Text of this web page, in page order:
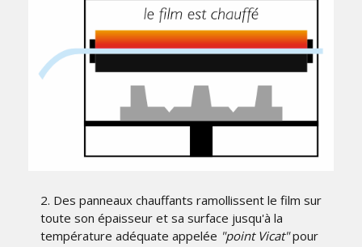
2. Des panneaux chauffants ramollissent le film sur
toute son épaisseur et sa surface jusqu'à la
température adéquate appelée "point Vicat"pour